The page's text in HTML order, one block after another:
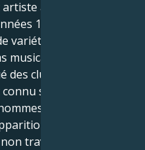
américain qui
1990 en
variété d'émissions de
clubs d'Atlanta et
sous le nom de
dans un certain
publiques à
travesti.